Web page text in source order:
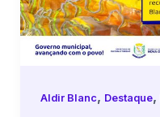
Aldir Blanc, Destaque,